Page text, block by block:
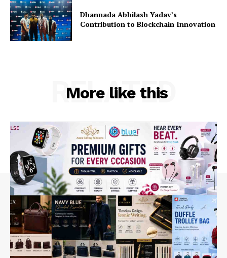
Dhannada Abhilash Yadav’s
Contribution to Blockchain Innovation
More like this
RELATED